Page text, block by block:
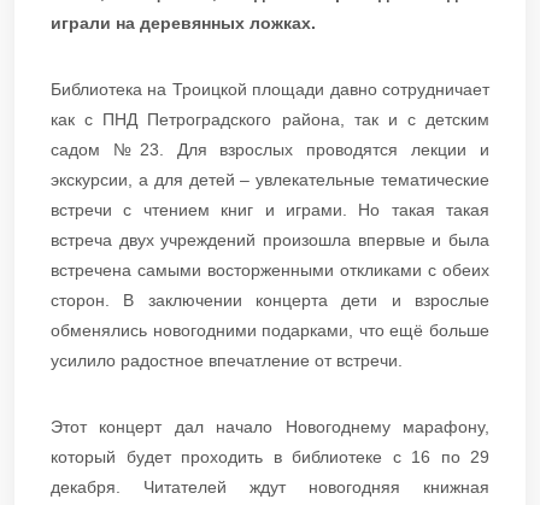
играли на деревянных ложках.
Библиотека на Троицкой площади давно сотрудничает
как с ПНД Петроградского района, так и с детским
садом №23. Для взрослых проводятся лекции и
экскурсии, а для детей – увлекательные тематические
встречи с чтением книг и играми. Но такая такая
встреча двух учреждений произошла впервые и была
встречена самыми восторженными откликами с обеих
сторон. В заключении концерта дети и взрослые
обменялись новогодними подарками, что ещё больше
усилило радостное впечатление от встречи.
Этот концерт дал начало Новогоднему марафону,
который будет проходить в библиотеке с 16 по 29
декабря. Читателей ждут новогодняя книжная